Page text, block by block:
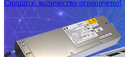
Спешите, количество ограничено!